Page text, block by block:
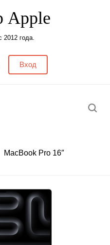
2012 года.
Вход
MacBook Pro 16″